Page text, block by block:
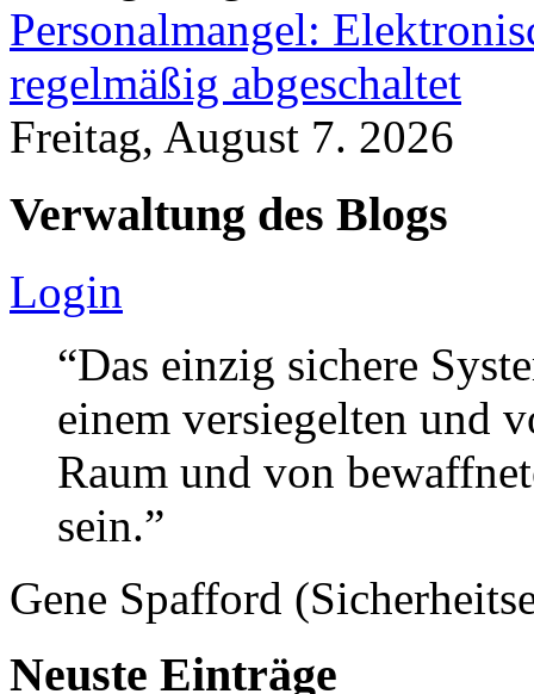
Personalmangel:
regelmäßig abgeschaltet
Freitag, August 7. 2026
Verwaltung des Blogs
Login
“Das einzig sichere
einem versiegelten und
Raum und von
sein.”
Gene Spafford
Neuste Einträge